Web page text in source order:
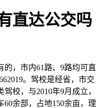
直达公交吗
，市内61路、9路均可直
。驾校是经省，市交
校，与2010年9月成立，
余部，占地150余亩，理